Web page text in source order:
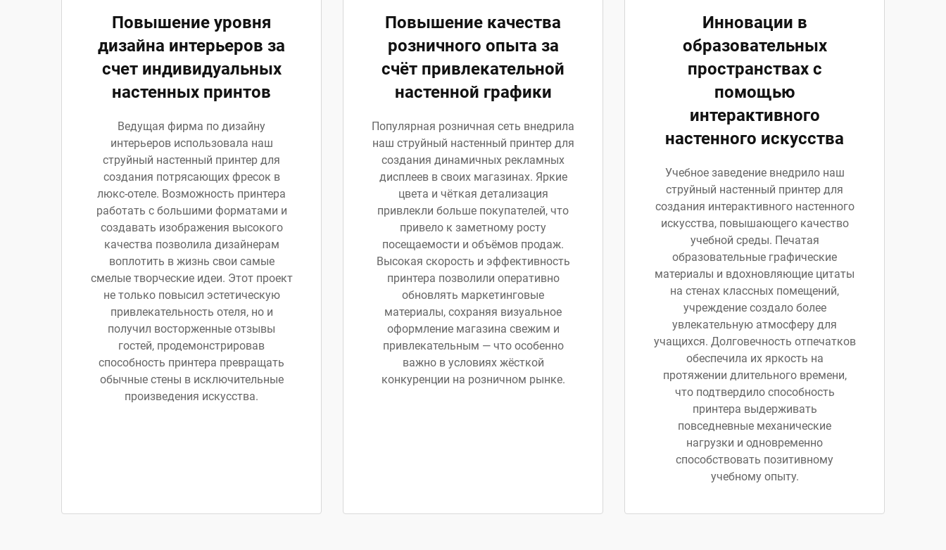
Повышение уровня
дизайна интерьеров за
счет индивидуальных
настенных принтов
Ведущая фирма по дизайну
интерьеров использовала наш
струйный настенный принтер для
создания потрясающих фресок в
люкс-отеле. Возможность принтера
работать с большими форматами и
создавать изображения высокого
качества позволила дизайнерам
воплотить в жизнь свои самые
смелые творческие идеи. Этот проект
не только повысил эстетическую
привлекательность отеля, но и
получил восторженные отзывы
гостей, продемонстрировав
способность принтера превращать
обычные стены в исключительные
произведения искусства.
Повышение качества
розничного опыта за
счёт привлекательной
настенной графики
Популярная розничная сеть внедрила
наш струйный настенный принтер для
создания динамичных рекламных
дисплеев в своих магазинах. Яркие
цвета и чёткая детализация
привлекли больше покупателей, что
привело к заметному росту
посещаемости и объёмов продаж.
Высокая скорость и эффективность
принтера позволили оперативно
обновлять маркетинговые
материалы, сохраняя визуальное
оформление магазина свежим и
привлекательным — что особенно
важно в условиях жёсткой
конкуренции на розничном рынке.
Инновации в
образовательных
пространствах с
помощью
интерактивного
настенного искусства
Учебное заведение внедрило наш
струйный настенный принтер для
создания интерактивного настенного
искусства, повышающего качество
учебной среды. Печатая
образовательные графические
материалы и вдохновляющие цитаты
на стенах классных помещений,
учреждение создало более
увлекательную атмосферу для
учащихся. Долговечность отпечатков
обеспечила их яркость на
протяжении длительного времени,
что подтвердило способность
принтера выдерживать
повседневные механические
нагрузки и одновременно
способствовать позитивному
учебному опыту.